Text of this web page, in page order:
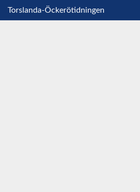
Torslanda-Öckerötidningen